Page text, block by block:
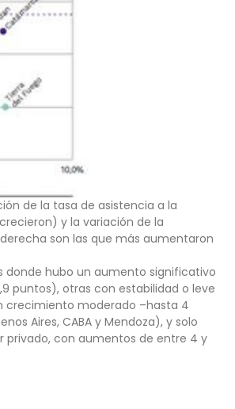
de la tasa de asistencia a la
y la variación de la
son las que más aumentaron
donde hubo un aumento significativo
puntos), otras con estabilidad o leve
crecimiento moderado –hasta 4
Aires, CABA y Mendoza), y solo
privado, con aumentos de entre 4 y